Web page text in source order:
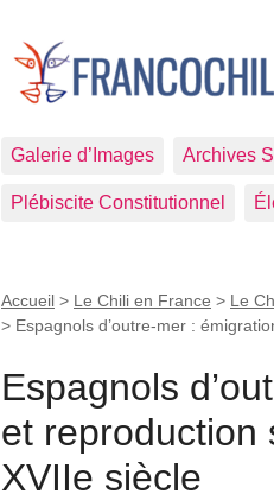
Galerie d’Images Archives
Plébiscite Constitutionnel
Accueil > Le Chili en France > Le
> Espagnols d’outre-mer :
Espagnols
et reproduction
XVIIe siècle